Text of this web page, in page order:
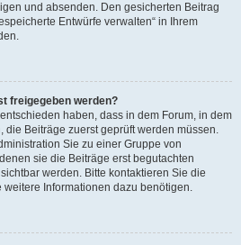
und absenden. Den gesicherten Beitrag
Entwürfe verwalten“ in Ihrem
freigegeben werden?
haben, dass in dem Forum, in dem
die Beiträge zuerst geprüft werden müssen.
Sie zu einer Gruppe von
sie die Beiträge erst begutachten
werden. Bitte kontaktieren Sie die
weitere Informationen dazu benötigen.